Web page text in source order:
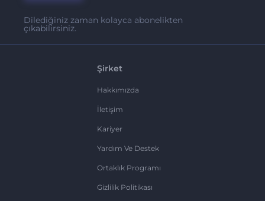
Dilediğiniz zaman kolayca abonelikten
çıkabilirsiniz.
Şirket
Hakkımızda
İletişim
Kariyer
Yardım Ve Destek
Ortaklık Programı
Gizlilik Politikası